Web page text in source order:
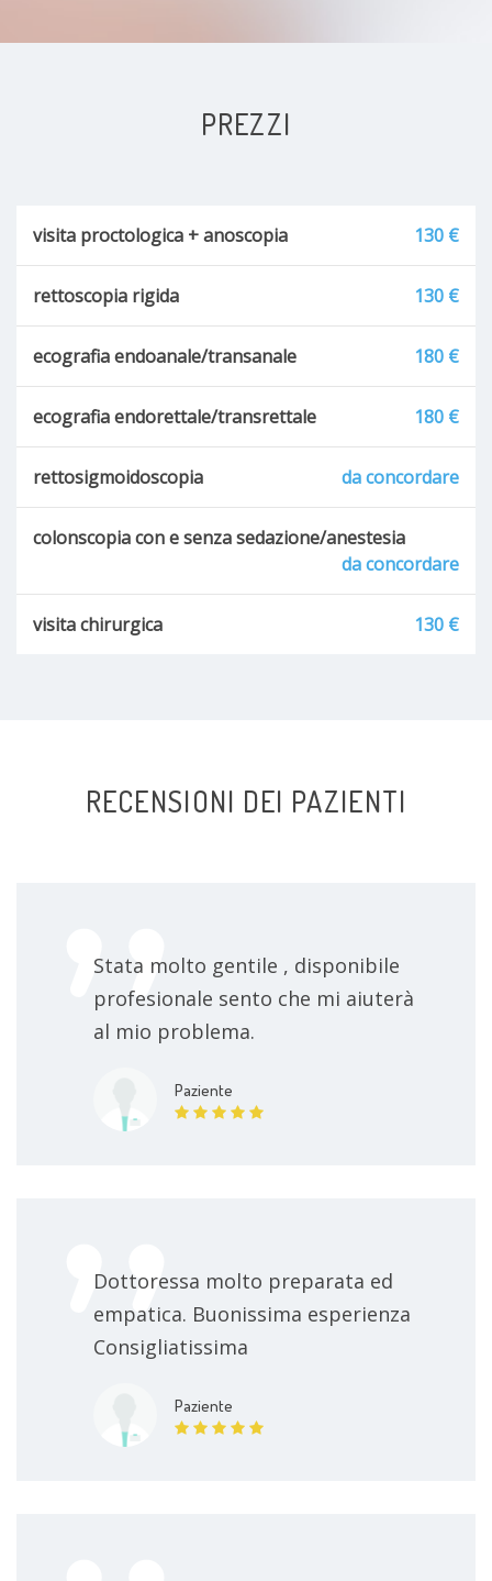
PREZZI
visita proctologica + anoscopia 130 €
rettoscopia rigida 130 €
ecografia endoanale/transanale 180 €
ecografia endorettale/transrettale 180 €
rettosigmoidoscopia da concordare
colonscopia con e senza sedazione/anestesia
da concordare
visita chirurgica 130 €
RECENSIONI DEI PAZIENTI
Stata molto gentile , disponibile
profesionale sento che mi aiuterà
al mio problema.
Paziente
Dottoressa molto preparata ed
empatica. Buonissima esperienza
Consigliatissima
Paziente